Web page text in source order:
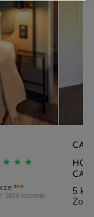
2823 recenzje
5